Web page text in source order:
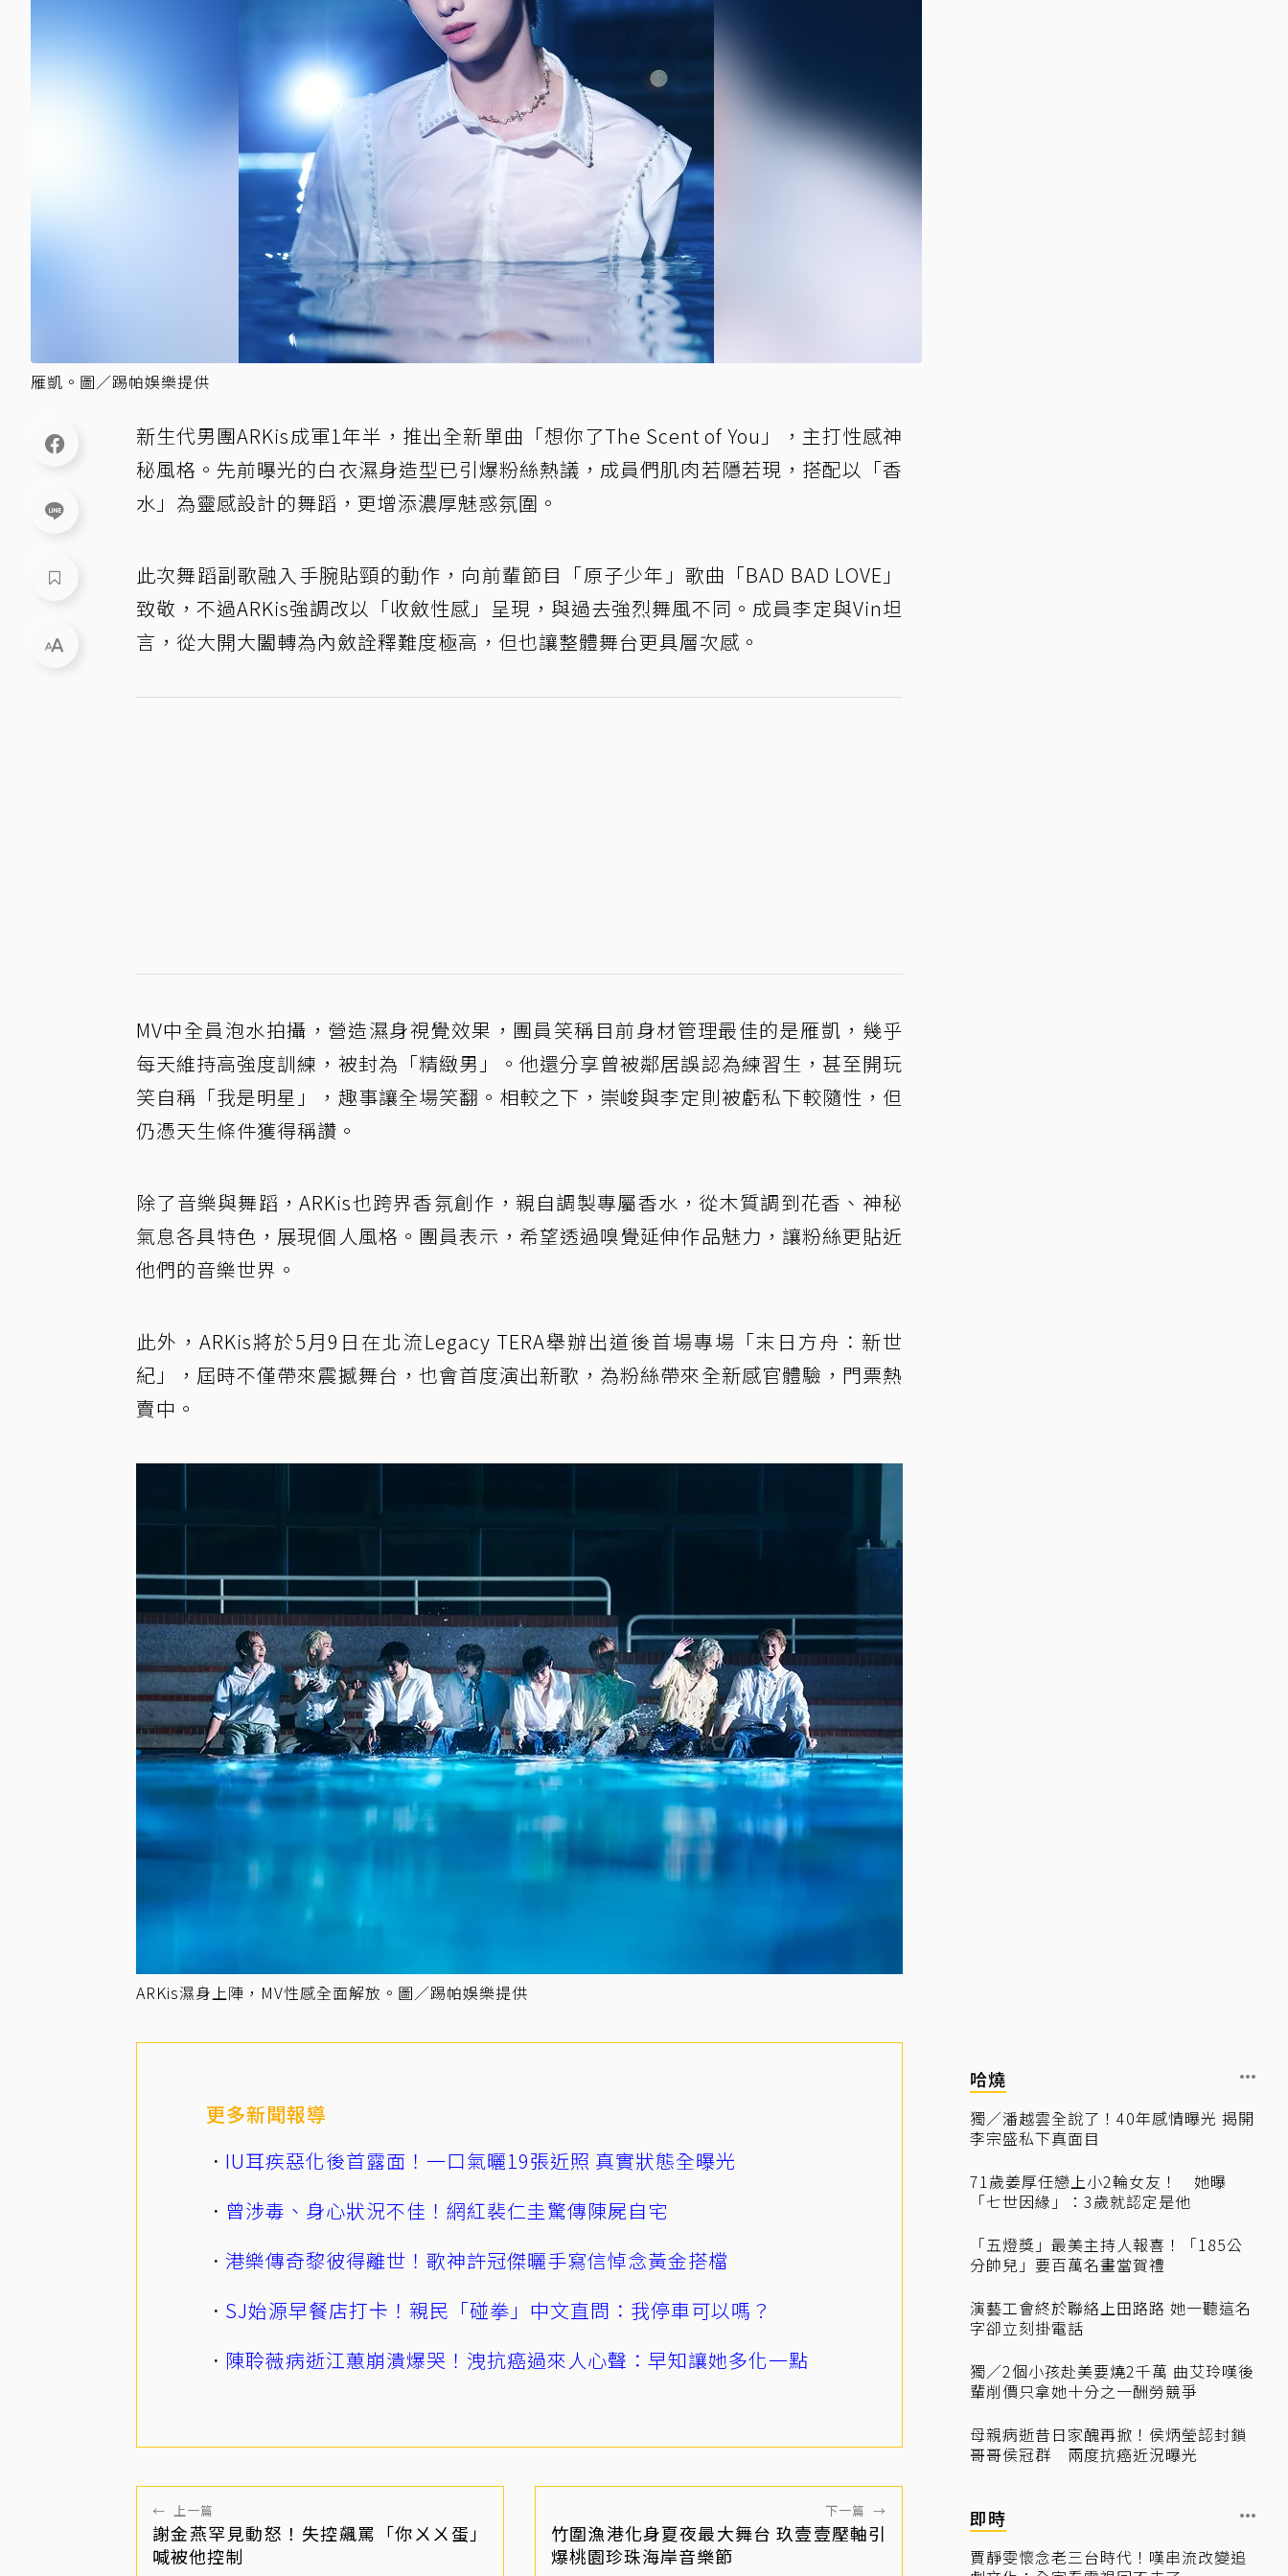
雁凱。圖／踢帕娛樂提供
新生代男團ARKis成軍1年半，推出全新單曲「想你了The Scent of You」，主打性感神
秘風格。先前曝光的白衣濕身造型已引爆粉絲熱議，成員們肌肉若隱若現，搭配以「香
水」為靈感設計的舞蹈，更增添濃厚魅惑氛圍。
此次舞蹈副歌融入手腕貼頸的動作，向前輩節目「原子少年」歌曲「BAD BAD LOVE」
致敬，不過ARKis強調改以「收斂性感」呈現，與過去強烈舞風不同。成員李定與Vin坦
言，從大開大闔轉為內斂詮釋難度極高，但也讓整體舞台更具層次感。
MV中全員泡水拍攝，營造濕身視覺效果，團員笑稱目前身材管理最佳的是雁凱，幾乎
每天維持高強度訓練，被封為「精緻男」。他還分享曾被鄰居誤認為練習生，甚至開玩
笑自稱「我是明星」，趣事讓全場笑翻。相較之下，崇峻與李定則被虧私下較隨性，但
仍憑天生條件獲得稱讚。
除了音樂與舞蹈，ARKis也跨界香氛創作，親自調製專屬香水，從木質調到花香、神秘
氣息各具特色，展現個人風格。團員表示，希望透過嗅覺延伸作品魅力，讓粉絲更貼近
他們的音樂世界。
此外，ARKis將於5月9日在北流Legacy TERA舉辦出道後首場專場「末日方舟：新世
紀」，屆時不僅帶來震撼舞台，也會首度演出新歌，為粉絲帶來全新感官體驗，門票熱
賣中。
ARKis濕身上陣，MV性感全面解放。圖／踢帕娛樂提供
更多新聞報導
IU耳疾惡化後首露面！一口氣曬19張近照 真實狀態全曝光
曾涉毒、身心狀況不佳！網紅裴仁圭驚傳陳屍自宅
港樂傳奇黎彼得離世！歌神許冠傑曬手寫信悼念黃金搭檔
SJ始源早餐店打卡！親民「碰拳」中文直問：我停車可以嗎？
陳聆薇病逝江蕙崩潰爆哭！洩抗癌過來人心聲：早知讓她多化一點
← 上一篇
謝金燕罕見動怒！失控飆罵「你ㄨㄨ蛋」
喊被他控制
下一篇 →
竹圍漁港化身夏夜最大舞台 玖壹壹壓軸引
爆桃園珍珠海岸音樂節
哈燒
獨／潘越雲全說了！40年感情曝光 揭開
李宗盛私下真面目
71歲姜厚任戀上小2輪女友！ 她曝
「七世因緣」：3歲就認定是他
「五燈獎」最美主持人報喜！「185公
分帥兒」要百萬名畫當賀禮
演藝工會終於聯絡上田路路 她一聽這名
字卻立刻掛電話
獨／2個小孩赴美要燒2千萬 曲艾玲嘆後
輩削價只拿她十分之一酬勞競爭
母親病逝昔日家醜再掀！侯炳瑩認封鎖
哥哥侯冠群 兩度抗癌近況曝光
即時
賈靜雯懷念老三台時代！嘆串流改變追